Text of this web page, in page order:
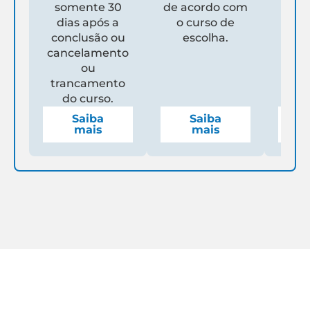
somente 30
dias após a
conclusão ou
cancelamento
ou
trancamento
do curso.
Saiba
mais
de acordo com
o curso de
escolha.
Saiba
mais